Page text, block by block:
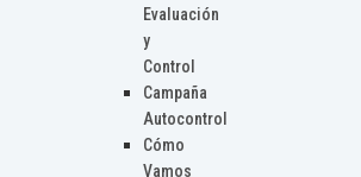
Evaluación
y
Control
Campaña
Autocontrol
Cómo
Vamos